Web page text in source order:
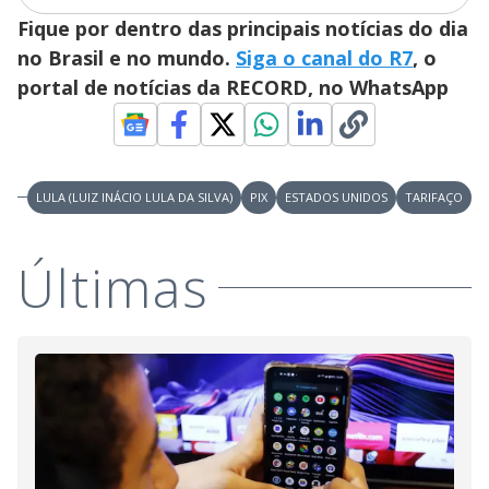
e
o
Fique por dentro das principais notícias do dia
no Brasil e no mundo. Siga o canal do R7, o
portal de notícias da RECORD, no WhatsApp
LULA (LUIZ INÁCIO LULA DA SILVA) PIX ESTADOS UNIDOS TARIFAÇO
Últimas